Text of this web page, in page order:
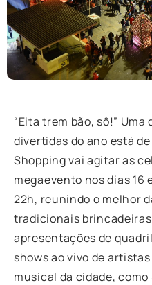
“Eita trem bão, sô!”
divertidas do ano está
Shopping vai agitar as
megaevento nos dias 16
22h, reunindo o melhor
tradicionais
apresentações de
shows ao vivo de
musical da cidade, como